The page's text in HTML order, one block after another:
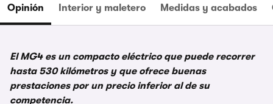
Opinión Interior y maletero Medidas y acabados
El MG4 es un compacto eléctrico que puede recorrer
hasta 530 kilómetros y que ofrece buenas
prestaciones por un precio inferior al de su
competencia.